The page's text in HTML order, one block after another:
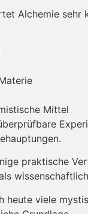
Alchemie
Mittel
praktische
viele